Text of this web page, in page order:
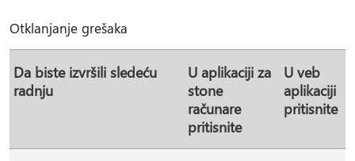
Otklanjanje grešaka
Da biste izvršili sledeću
radnju
U aplikaciji za
stone
računare
pritisnite
U veb
aplikaciji
pritisnite